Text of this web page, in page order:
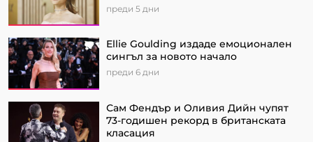
преди 5 дни
Ellie Goulding издаде емоционален
сингъл за новото начало
преди 6 дни
Сам Фендър и Оливия Дийн чупят
73-годишен рекорд в британската
класация